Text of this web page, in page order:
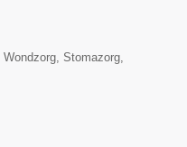
Stomazorg,